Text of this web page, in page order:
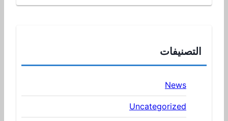
التصنيفات
News
Uncategorized